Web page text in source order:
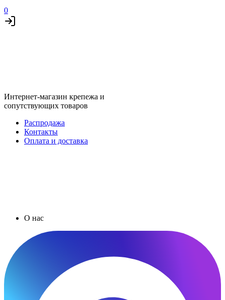
0
Интернет-магазин крепежа и
сопутствующих товаров
Распродажа
Контакты
Оплата и доставка
О нас